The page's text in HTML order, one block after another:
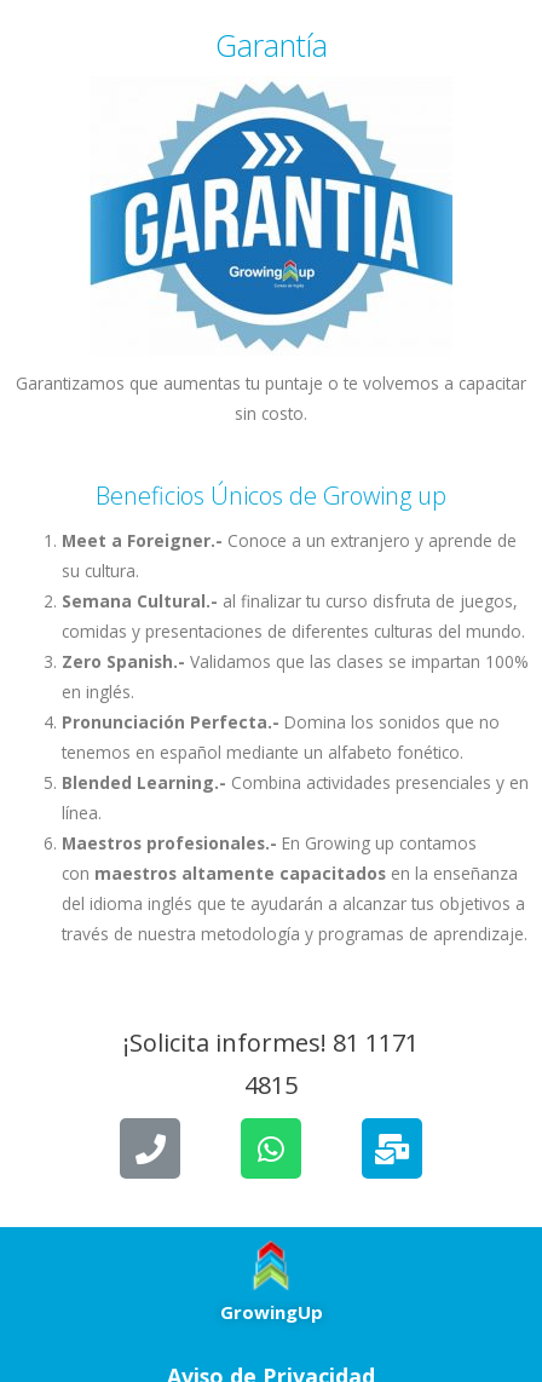
Garantía
Garantizamos que aumentas tu puntaje o te volvemos a capacitar
sin costo.
Beneficios Únicos de Growing up
Meet a Foreigner.- Conoce a un extranjero y aprende de
su cultura.
Semana Cultural.- al finalizar tu curso disfruta de juegos,
comidas y presentaciones de diferentes culturas del mundo.
Zero Spanish.- Validamos que las clases se impartan 100%
en inglés.
Pronunciación Perfecta.- Domina los sonidos que no
tenemos en español mediante un alfabeto fonético.
Blended Learning.- Combina actividades presenciales y en
línea.
Maestros profesionales.- En Growing up contamos
con maestros altamente capacitados en la enseñanza
del idioma inglés que te ayudarán a alcanzar tus objetivos a
través de nuestra metodología y programas de aprendizaje.
¡Solicita informes! 81 1171
4815
GrowingUp
Aviso de Privacidad